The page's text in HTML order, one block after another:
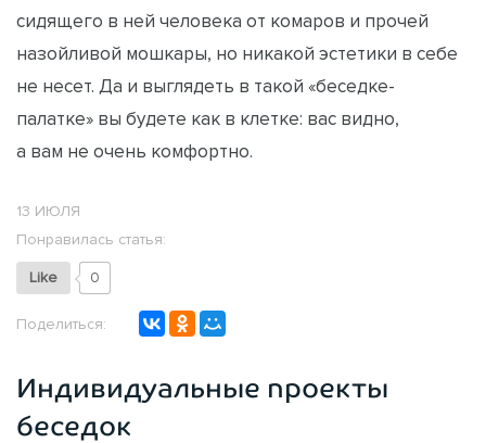
сидящего в ней человека от комаров и прочей
назойливой мошкары, но никакой эстетики в себе
не несет. Да и выглядеть в такой «беседке-
палатке» вы будете как в клетке: вас видно,
а вам не очень комфортно.
13 ИЮЛЯ
Понравилась статья:
Like 0
Поделиться:
Индивидуальные проекты
беседок